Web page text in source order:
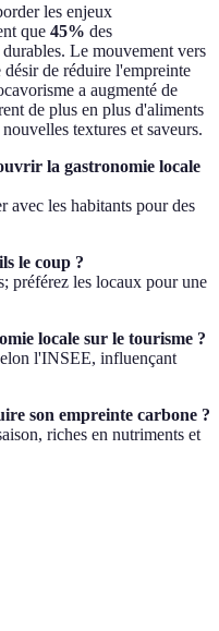
les enjeux
que 45% des
Le mouvement vers
de réduire l'empreinte
a augmenté de
de plus en plus d'aliments
textures et saveurs.
la gastronomie locale
avec les habitants pour des
le coup ?
préférez les locaux pour une
locale sur le tourisme ?
l'INSEE, influençant
son empreinte carbone ?
riches en nutriments et